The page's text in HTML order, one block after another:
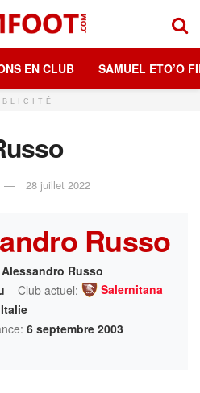
EN CLUB SAMUEL ETO’O
28 juillet 2022
Russo
Alessandro Russo
Club actuel:
Salernitana
Italie
6 septembre 2003